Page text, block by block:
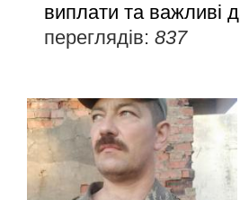
виплати та важливі
переглядів:837